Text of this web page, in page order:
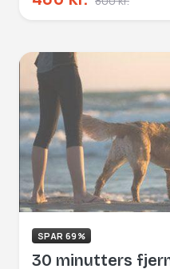
SPAR 69%
30 minutters